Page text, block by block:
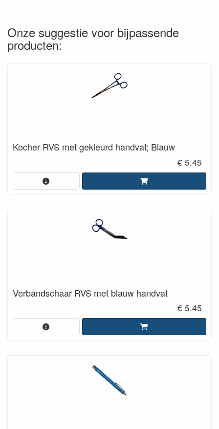
Onze suggestie voor bijpassende
producten:
Kocher RVS met gekleurd handvat; Blauw
€ 5.45
Verbandschaar RVS met blauw handvat
€ 5.45